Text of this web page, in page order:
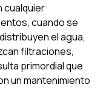
cualquier
cuando se
el agua,
filtraciones,
primordial que
un mantenimiento